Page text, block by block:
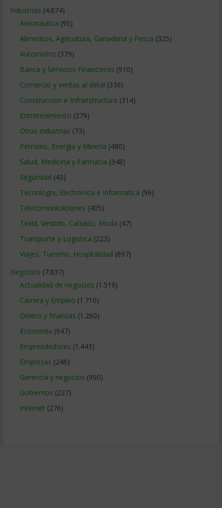
Industrias (4.874)
Aeronautica (95)
Alimentos, Agricultura, Ganaderia y Pesca (325)
Automotriz(379)
Banca y Servicios Financieros (910)
Comercio y ventas al detal (336)
Construccion e Infraestructura (314)
Entretenimiento (279)
Otras industrias (73)
Petroleo, Energia y Mineria (480)
Salud, Medicina y Farmacia (348)
Seguridad (43)
Tecnologia, Electronica e Informatica (96)
Telecomunicaciones (405)
Textil, Vestido, Calzado, Moda (47)
Transporte y Logistica (223)
Viajes, Turismo, Hospitalidad (697)
Negocios (7.837)
Actualidad de negocios (1.519)
Carrera y Empleo (1.710)
Dinero y finanzas (1.260)
Economía (947)
Emprendedores (1.443)
Empresas (246)
Gerencia y negocios (900)
Gobiernos (227)
Internet (276)